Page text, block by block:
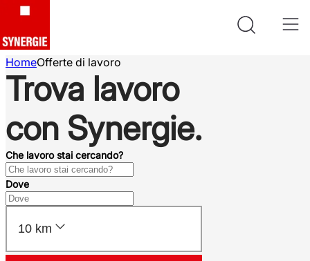
HomeOfferte di lavoro
Trova lavoro
con Synergie.
Che lavoro stai cercando?
Dove
10 km